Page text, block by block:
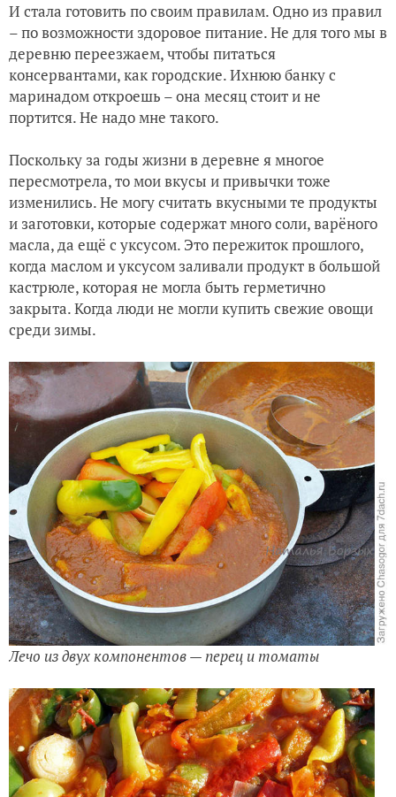
И стала готовить по своим правилам. Одно из правил
– по возможности здоровое питание. Не для того мы в
деревню переезжаем, чтобы питаться
консервантами, как городские. Ихнюю банку с
маринадом откроешь – она месяц стоит и не
портится. Не надо мне такого.
Поскольку за годы жизни в деревне я многое
пересмотрела, то мои вкусы и привычки тоже
изменились. Не могу считать вкусными те продукты
и заготовки, которые содержат много соли, варёного
масла, да ещё с уксусом. Это пережиток прошлого,
когда маслом и уксусом заливали продукт в большой
кастрюле, которая не могла быть герметично
закрыта. Когда люди не могли купить свежие овощи
среди зимы.
Лечо из двух компонентов — перец и томаты